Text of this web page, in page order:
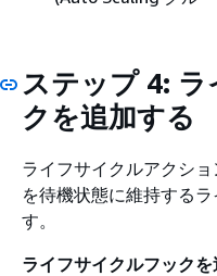
ステップ 4:
クを追加する
ライフサイクルアクシ
を待機状態に維持する
す。
ライフサイクルフック